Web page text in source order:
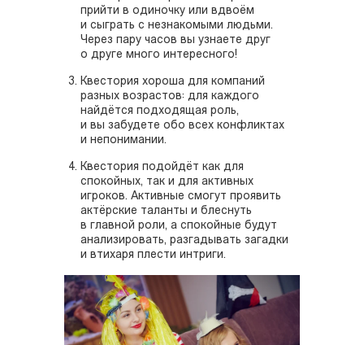
прийти в одиночку или вдвоём
и сыграть с незнакомыми людьми.
Через пару часов вы узнаете друг
о друге много интересного!
Квестория хороша для компаний
разных возрастов: для каждого
найдётся подходящая роль,
и вы забудете обо всех конфликтах
и непонимании.
Квестория подойдёт как для
спокойных, так и для активных
игроков. Активные смогут проявить
актёрские таланты и блеснуть
в главной роли, а спокойные будут
анализировать, разгадывать загадки
и втихаря плести интриги.